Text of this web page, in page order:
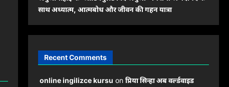
साथ अध्यात्म, आत्मबोध और जीवन की गहन यात्रा
Recent Comments
online ingilizce kursu on प्रिया सिन्हा अब वर्ल्डवाइड